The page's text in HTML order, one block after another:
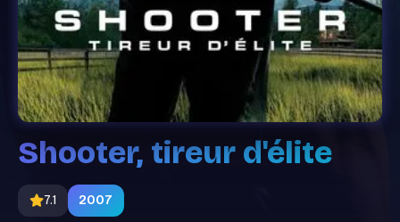
Shooter, tireur d'élite
7.1 2007